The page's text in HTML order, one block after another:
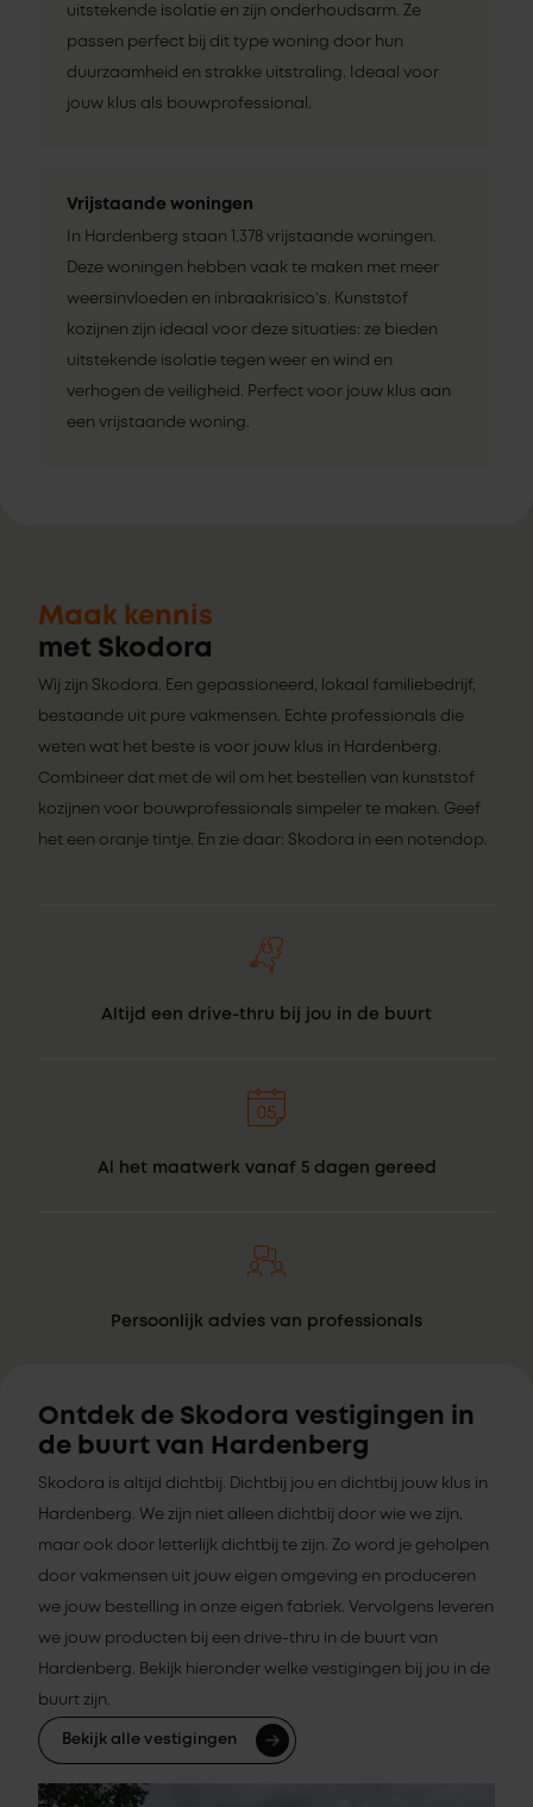
uitstekende isolatie en zijn onderhoudsarm. Ze
passen perfect bij dit type woning door hun
duurzaamheid en strakke uitstraling. Ideaal voor
jouw klus als bouwprofessional.
Vrijstaande woningen
In Hardenberg staan 1.378 vrijstaande woningen.
Deze woningen hebben vaak te maken met meer
weersinvloeden en inbraakrisico’s. Kunststof
kozijnen zijn ideaal voor deze situaties: ze bieden
uitstekende isolatie tegen weer en wind en
verhogen de veiligheid. Perfect voor jouw klus aan
een vrijstaande woning.
Maak kennis
met Skodora
Wij zijn Skodora. Een gepassioneerd, lokaal familiebedrijf,
bestaande uit pure vakmensen. Echte professionals die
weten wat het beste is voor jouw klus in Hardenberg.
Combineer dat met de wil om het bestellen van kunststof
kozijnen voor bouwprofessionals simpeler te maken. Geef
het een oranje tintje. En zie daar: Skodora in een notendop.
Altijd een drive-thru bij jou in de buurt
Al het maatwerk vanaf 5 dagen gereed
Persoonlijk advies van professionals
Ontdek de Skodora vestigingen in
de buurt van Hardenberg
Skodora is altijd dichtbij. Dichtbij jou en dichtbij jouw klus in
Hardenberg. We zijn niet alleen dichtbij door wie we zijn,
maar ook door letterlijk dichtbij te zijn. Zo word je geholpen
door vakmensen uit jouw eigen omgeving en produceren
we jouw bestelling in onze eigen fabriek. Vervolgens leveren
we jouw producten bij een drive-thru in de buurt van
Hardenberg. Bekijk hieronder welke vestigingen bij jou in de
buurt zijn.
Bekijk alle vestigingen